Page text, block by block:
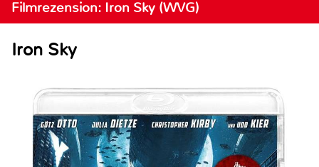
Filmrezension: Iron Sky (WVG)
Iron Sky